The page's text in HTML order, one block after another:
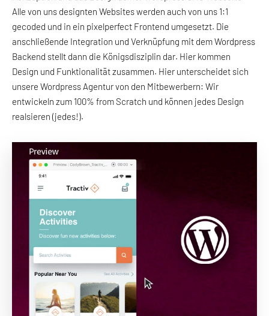
Alle von uns designten Websites werden auch von uns 1:1
gecoded und in ein pixelperfect Frontend umgesetzt. Die
anschließende Integration und Verknüpfung mit dem Wordpress
Backend stellt dann die Königsdisziplin dar. Hier kommen
Design und Funktionalität zusammen. Hier unterscheidet sich
unsere Wordpress Agentur von den Mitbewerbern: Wir
entwickeln zum 100% from Scratch und können jedes Design
realsieren (jedes!).